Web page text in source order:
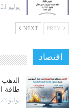
يوليو 21, 2026
NEXT
اقتصاد
طاقة
يوليو 23, 2026